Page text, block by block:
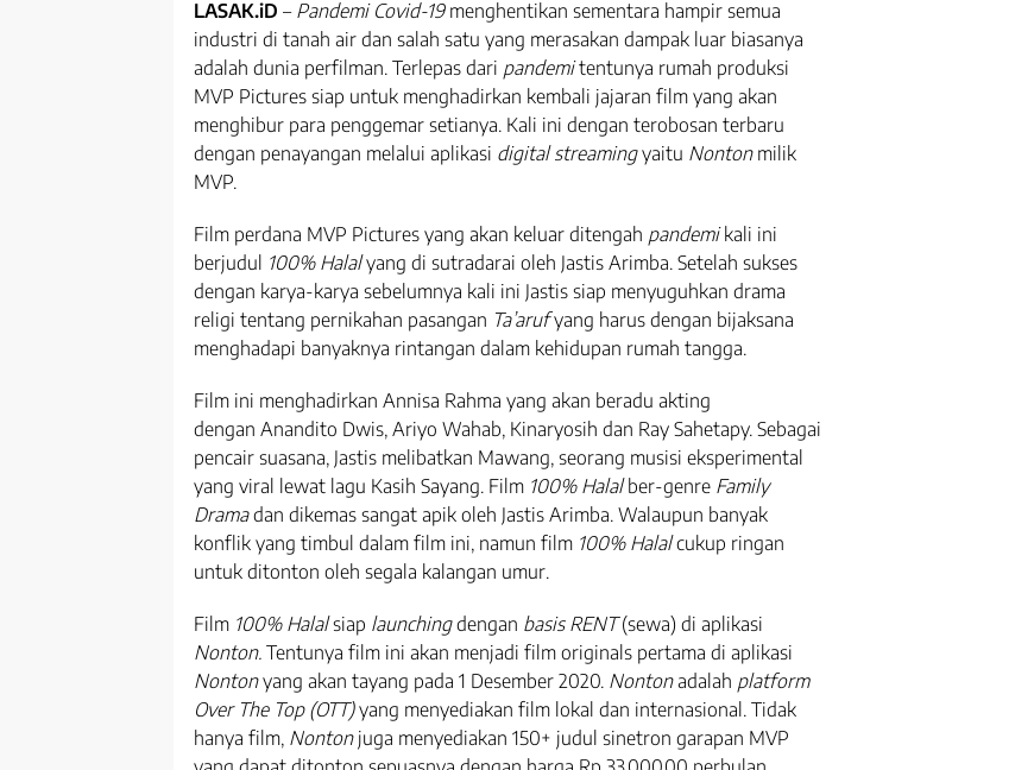
LASAK.iD – Pandemi Covid-19menghentikan sementara hampir semua
industri di tanah air dan salah satu yang merasakan dampak luar biasanya
adalah dunia perfilman. Terlepas dari pandemitentunya rumah produksi
MVP Pictures siap untuk menghadirkan kembali jajaran film yang akan
menghibur para penggemar setianya. Kali ini dengan terobosan terbaru
dengan penayangan melalui aplikasi digital streamingyaitu Nontonmilik
MVP.
Film perdana MVP Pictures yang akan keluar ditengah pandemikali ini
berjudul 100% Halalyang di sutradarai oleh Jastis Arimba. Setelah sukses
dengan karya-karya sebelumnya kali ini Jastis siap menyuguhkan drama
religi tentang pernikahan pasangan Ta’arufyang harus dengan bijaksana
menghadapi banyaknya rintangan dalam kehidupan rumah tangga.
Film ini menghadirkan Annisa Rahma yang akan beradu akting
dengan Anandito Dwis, Ariyo Wahab, Kinaryosih dan Ray Sahetapy. Sebagai
pencair suasana, Jastis melibatkan Mawang, seorang musisi eksperimental
yang viral lewat lagu Kasih Sayang. Film 100% Halalber-genre Family
Dramadan dikemas sangat apik oleh Jastis Arimba. Walaupun banyak
konflik yang timbul dalam film ini, namun film 100% Halalcukup ringan
untuk ditonton oleh segala kalangan umur.
Film 100% Halalsiap launchingdengan basis RENT(sewa) di aplikasi
Nonton. Tentunya film ini akan menjadi film originals pertama di aplikasi
Nontonyang akan tayang pada 1 Desember 2020. Nontonadalah platform
Over The Top (OTT)yang menyediakan film lokal dan internasional. Tidak
hanya film, Nontonjuga menyediakan 150+ judul sinetron garapan MVP